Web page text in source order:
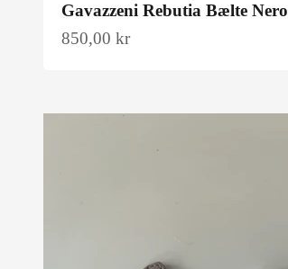
Gavazzeni Rebutia Bælte Nero
Salgspris
850,00 kr